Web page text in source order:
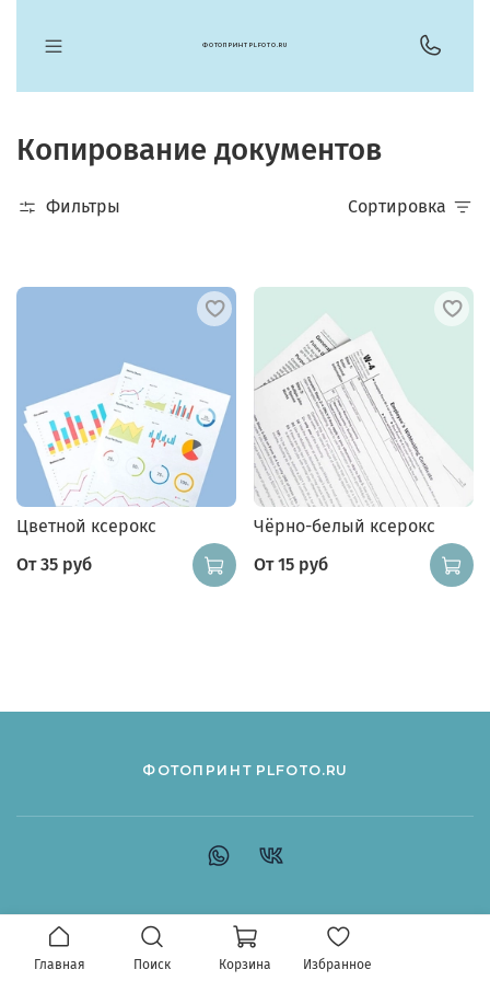
ФОТОПРИНТ PLFOTO.RU
Копирование документов
Фильтры Сортировка
Цветной ксерокс
От 35 руб
Чёрно-белый ксерокс
От 15 руб
ФОТОПРИНТ PLFOTO.RU
Главная Поиск Корзина Избранное